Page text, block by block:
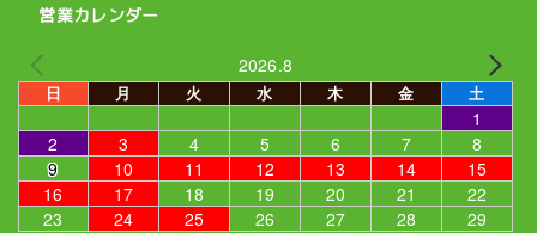
営業カレンダー
2026.8
日 月 火 水 木 金 土
1
2
3 4 5 6 7
8
9
10 11 12 13 14
15
16
17 18 19 20 21
22
23
24 25 26 27 28 29